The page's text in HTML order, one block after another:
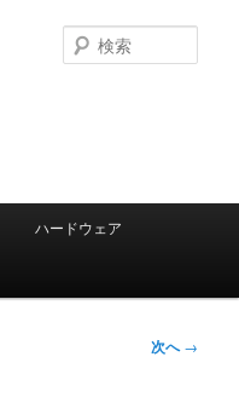
索
ハードウェア
次へ→